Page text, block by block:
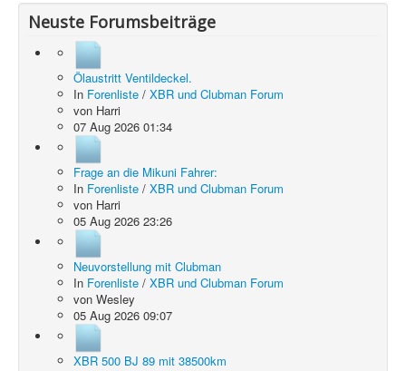
Neuste Forumsbeiträge
Ölaustritt Ventildeckel.
In Forenliste / XBR und Clubman Forum
von Harri
07 Aug 2026 01:34
Frage an die Mikuni Fahrer:
In Forenliste / XBR und Clubman Forum
von Harri
05 Aug 2026 23:26
Neuvorstellung mit Clubman
In Forenliste / XBR und Clubman Forum
von Wesley
05 Aug 2026 09:07
XBR 500 BJ 89 mit 38500km